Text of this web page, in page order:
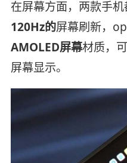
在屏幕方面，两款手
120Hz的屏幕刷新，
AMOLED屏幕材质，
屏幕显示。